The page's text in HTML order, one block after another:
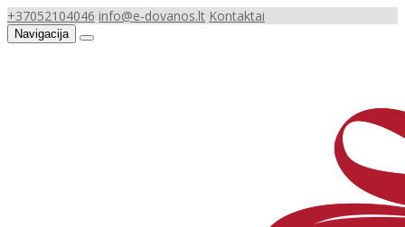
+37052104046 info@e-dovanos.lt Kontaktai
Navigacija